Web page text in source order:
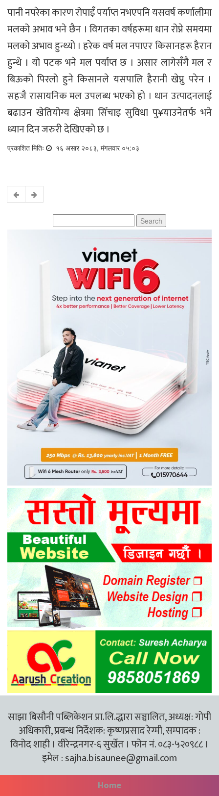
पानी नपरेका कारण रोपाइँ पर्याप्त नभएपनि यसवर्ष कर्णालीमा
मलको अभाव भने छैन । विगतका वर्षहरूमा धान रोप्ने समयमा
मलको अभाव हुन्थ्यो । हरेक वर्ष मल नपाएर किसानहरू हैरान
हुन्थे । यो पटक भने मल पर्याप्त छ । असार लागेसँगै मल र
बिऊको पिरलो हुने किसानले यसपालि हैरानी खेप्नु परेन ।
सहजै रासायनिक मल उपलब्ध भएको हो । धान उत्पादनलाई
बढाउन खेतियोग्य क्षेत्रमा सिँचाइ सुविधा पु¥याउनेतर्फ भने
ध्यान दिन जरुरी देखिएको छ ।
प्रकाशित मितिः १६ असार २०८३, मंगलवार ०५:०३
for:
साझा बिसौनी पब्लिकेशन प्रा.लि.द्धारा सञ्चालित, अध्यक्ष: गोपी
अधिकारी, प्रबन्ध निर्देशक: कृष्णप्रसाद रेग्मी, सम्पादक :
विनोद शाही । वीरेन्द्रनगर-६ सुर्खेत । फोन नं. ०८३-५२०९८८ ।
इमेल :sajha.bisaunee@gmail.com
Home